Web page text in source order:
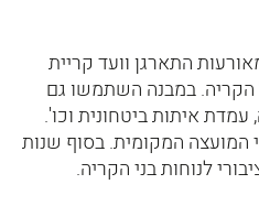
המאורעות התארגן וועד קריית
הקריה. במבנה השתמשו גם
איתות ביטחונית וכו'.
המועצה המקומית. בסוף שנות
לנוחות בני הקריה.